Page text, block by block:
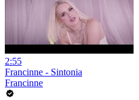
2:55
Francinne - Sintonia
Francinne